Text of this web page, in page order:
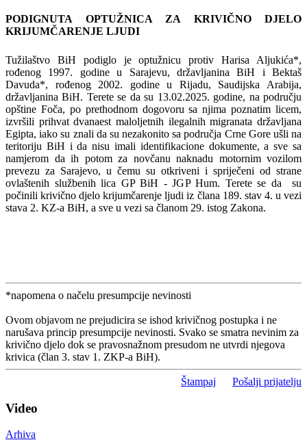
PODIGNUTA OPTUŽNICA ZA KRIVIČNO DJELO
KRIJUMČARENJE LJUDI
Tužilaštvo BiH podiglo je optužnicu protiv Harisa Aljukića*,
rođenog 1997. godine u Sarajevu, državljanina BiH i Bektaš
Davuda*, rođenog 2002. godine u Rijadu, Saudijska Arabija,
državljanina BiH. Terete se da su 13.02.2025. godine, na području
opštine Foča, po prethodnom dogovoru sa njima poznatim licem,
izvršili prihvat dvanaest maloljetnih ilegalnih migranata državljana
Egipta, iako su znali da su nezakonito sa područja Crne Gore ušli na
teritoriju BiH i da nisu imali identifikacione dokumente, a sve sa
namjerom da ih potom za novčanu naknadu motornim vozilom
prevezu za Sarajevo, u čemu su otkriveni i spriječeni od strane
ovlaštenih službenih lica GP BiH - JGP Hum. Terete se da su
počinili krivično djelo krijumčarenje ljudi iz člana 189. stav 4. u vezi
stava 2. KZ-a BiH, a sve u vezi sa članom 29. istog Zakona.
*napomena o načelu presumpcije nevinosti
Ovom objavom ne prejudicira se ishod krivičnog postupka i ne
narušava princip presumpcije nevinosti. Svako se smatra nevinim za
krivično djelo dok se pravosnažnom presudom ne utvrdi njegova
krivica (član 3. stav 1. ZKP-a BiH).
Štampaj Pošalji prijatelju
Video
Arhiva